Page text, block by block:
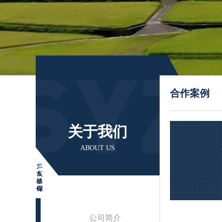
关于我们
ABOUT US
公司简介
合作案例